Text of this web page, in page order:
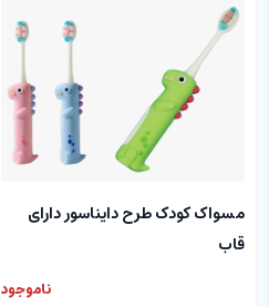
مسواک کودک طرح دایناسور دارای
قاب
ناموجود